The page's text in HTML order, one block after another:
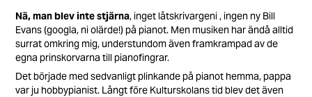
Nä, man blev inte stjärna, inget låtskrivargeni , ingen ny Bill
Evans (googla, ni olärde!) på pianot. Men musiken har ändå alltid
surrat omkring mig, understundom även framkrampad av de
egna prinskorvarna till pianofingrar.
Det började med sedvanligt plinkande på pianot hemma, pappa
var ju hobbypianist. Långt före Kulturskolans tid blev det även